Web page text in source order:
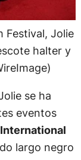
Festival, Jolie
halter y
se ha
eventos
largo negro